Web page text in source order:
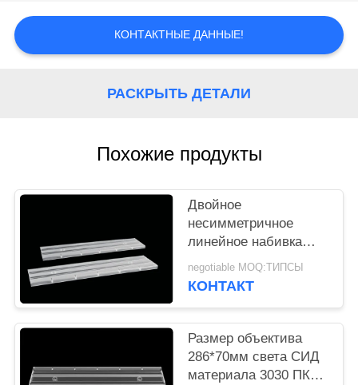
СЛУЧАИ
УЕДИНЕНИЯ
КОНТАКТНЫЕ ДАННЫЕ!
РАСКРЫТЬ ДЕТАЛИ
Похожие продукты
Двойное
несимметричное
линейное набивка
силикона объектива
СМД 3030 СИД с
negotiable MOQ:ТИПСЫ
КОНТАКТ
Размер объектива
286*70мм света СИД
материала 3030 ПК